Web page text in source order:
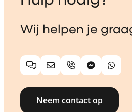
Wij helpen je
ChatE-mailTelefoonFacebook
Neem contact op